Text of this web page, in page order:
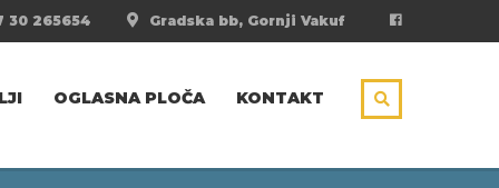
Gradska bb, Gornji Vakuf
30 265654
OGLASNA PLOČA KONTAKT